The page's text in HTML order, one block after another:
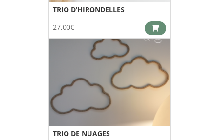
TRIO D’HIRONDELLES
27,00€
TRIO DE NUAGES